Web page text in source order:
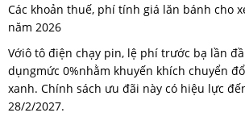
Các khoản thuế, phí tính giá lăn bánh cho
năm 2026
Vớiô tô điện chạy pin, lệ phí trước bạ lần
dụngmức 0%nhằm khuyến khích chuyển
xanh. Chính sách ưu đãi này có hiệu lực
28/2/2027.